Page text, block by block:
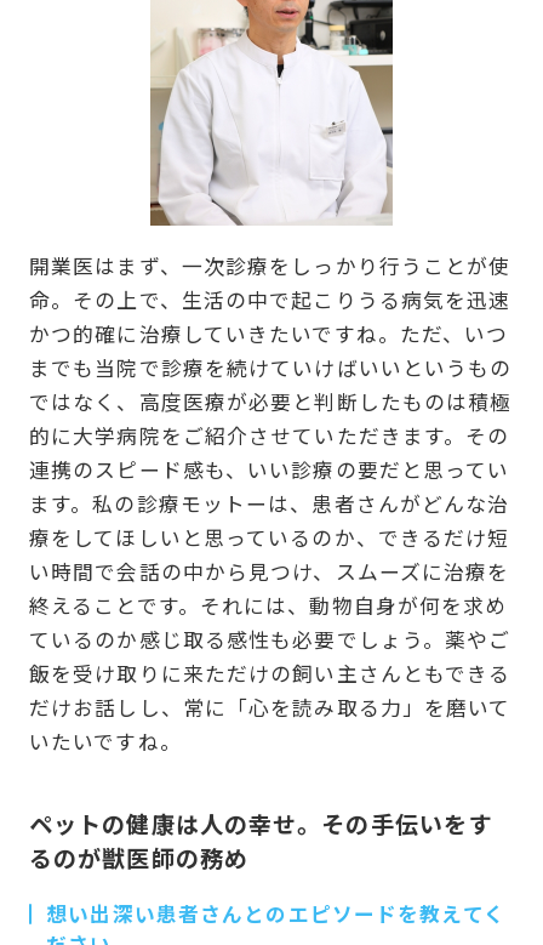
開業医はまず、一次診療をしっかり行うことが使
命。その上で、生活の中で起こりうる病気を迅速
かつ的確に治療していきたいですね。ただ、いつ
までも当院で診療を続けていけばいいというもの
ではなく、高度医療が必要と判断したものは積極
的に大学病院をご紹介させていただきます。その
連携のスピード感も、いい診療の要だと思ってい
ます。私の診療モットーは、患者さんがどんな治
療をしてほしいと思っているのか、できるだけ短
い時間で会話の中から見つけ、スムーズに治療を
終えることです。それには、動物自身が何を求め
ているのか感じ取る感性も必要でしょう。薬やご
飯を受け取りに来ただけの飼い主さんともできる
だけお話しし、常に「心を読み取る力」を磨いて
いたいですね。
ペットの健康は人の幸せ。その手伝いをす
るのが獣医師の務め
想い出深い患者さんとのエピソードを教えてく